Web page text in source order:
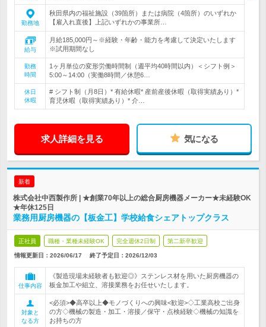
勤務地
秋田県内の福祉施設（39箇所）または病院（4箇所）のいずれか
【雇入れ直後】上記いずれかの事業所…
給与
月給185,000円～※経験・年齢・能力を考慮して決定いたします
※試用期間なし
勤務
時間
1ヶ月単位の変形労働時間制（週平均40時間以内）＜シフト例＞
5:00～14:00（実働8時間／休憩6…
休日
休暇
# シフト制（月8日）* 有給休暇* 産前産後休暇（取得実績あり）*
育児休暇（取得実績あり）* 介…
求人詳細を見る 気になる
新着
株式会社中西製作所 | ★創業70年以上の総合厨房機器メーカー★未経験OK
★年休125日
業務用厨房機器の【板金工】学校給食シェアトップクラス
正社員 職種・業種未経験OK 完全週休2日制 第二新卒歓迎
情報更新日：2026/06/17 終了予定日： 2026/12/03
仕事内容
《製造現場未経験者も歓迎◎》ステンレス材を用いた厨房機器の
板金加工や組立、溶接業務をお任せいたします。
対象と
なる方
<必須>◆高卒以上◆モノづくりへの興味<歓迎>◇工業高校ご出身
の方◇機械の製造・加工・溶接／保守・点検経験◇機械の知識を
お持ちの方